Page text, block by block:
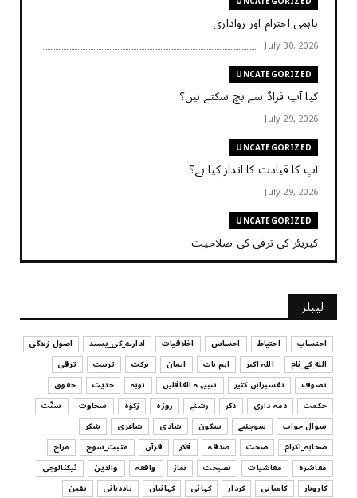
باہمی احترام اور رواداری
July 30, 2026
UNCATEGORIZED
کیا آپ فراڈ سے بچ سکتے ہیں؟
July 29, 2026
UNCATEGORIZED
آپ کا قیادت کا انداز کیا ہے؟
July 29, 2026
UNCATEGORIZED
کیریئر کی ترقی کی صلاحیت
July 29, 2026
UNCATEGORIZED
کیا آپ اپنے باس کو مؤثر طریقے سے منظم کر رہے ہیں
July 29, 2026
UNCATEGORIZED
اس وقت آپ کا موڈ کیسا ہے؟
July 29, 2026
UNCATEGORIZED
قرض لینے اور دینے میں ہوشیاری
July 29, 2026
لیبلز
احتساب احتیاط احساس اخلاقیات ادارے_کی_پسند
اصول زندگی
الله_کے_نام
اللہ اکبر اہم بات ایمان برکت تربیت
ترقی
تصوف
تفسیرابن کثیر تنبیہہ الغافلین توبہ حدیث
حقوق
حکمت
ذمہ داری ذکر رشتے روزہ زکوٰۃ سخاوت
سنّت
سوال جواب
سوچئیے سکون شادی شاعری
شکر
صحابہ_اکرام
صحت صدقہ فکر قرآن مثبت_سوچ
مزاح
معاشرہ
معاشیات نصیحت نماز واقعہ والدین
ٹیکنالوجی
کاروبار
کامیابی کردار کہانی کہانیاں یاددہانی یقین